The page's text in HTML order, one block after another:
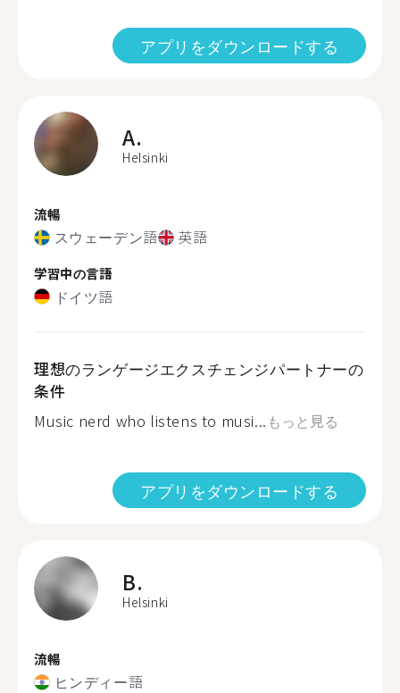
アプリをダウンロードする
A.
Helsinki
流暢
スウェーデン語 英語
学習中の言語
ドイツ語
理想のランゲージエクスチェンジパートナーの
条件
Music nerd who listens to musi... もっと見る
アプリをダウンロードする
B.
Helsinki
流暢
ヒンディー語